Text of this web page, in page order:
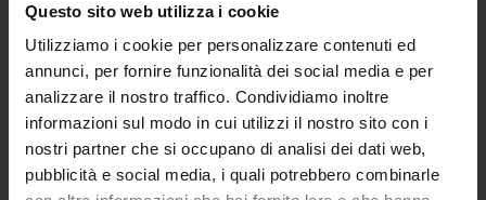
Questo sito web utilizza i cookie
Utilizziamo i cookie per personalizzare contenuti ed
annunci, per fornire funzionalità dei social media e per
analizzare il nostro traffico. Condividiamo inoltre
informazioni sul modo in cui utilizzi il nostro sito con i
nostri partner che si occupano di analisi dei dati web,
pubblicità e social media, i quali potrebbero combinarle
GESCHÄFTSBEDINGUNGEN
Klicken Sie hierum die
Verkaufsbedingungen zu lesen.
Dies sind dievoraussichtlichen
Versandkosten.